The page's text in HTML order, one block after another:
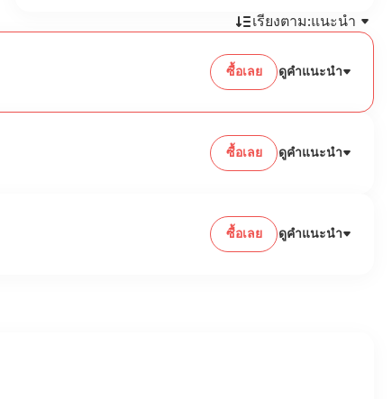
กรุณาตรวจสอบข้อมูลของคุณอีกครั้งก่อนส่ง เมื่อ
เติมเงินเสร็จสิ้นแล้วจะถือเป็นสิ้นสุดและไม่
เรียงตาม:แนะนำ
ซื้อเลย ดูคำแนะนำ
ซื้อเลย ดูคำแนะนำ
ซื้อเลย ดูคำแนะนำ